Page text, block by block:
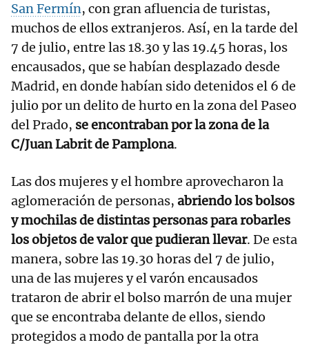
San Fermín, con gran afluencia de turistas,
muchos de ellos extranjeros. Así, en la tarde del
7 de julio, entre las 18.30 y las 19.45 horas, los
encausados, que se habían desplazado desde
Madrid, en donde habían sido detenidos el 6 de
julio por un delito de hurto en la zona del Paseo
del Prado, se encontraban por la zona de la
C/Juan Labrit de Pamplona.
Las dos mujeres y el hombre aprovecharon la
aglomeración de personas, abriendo los bolsos
y mochilas de distintas personas para robarles
los objetos de valor que pudieran llevar. De esta
manera, sobre las 19.30 horas del 7 de julio,
una de las mujeres y el varón encausados
trataron de abrir el bolso marrón de una mujer
que se encontraba delante de ellos, siendo
protegidos a modo de pantalla por la otra